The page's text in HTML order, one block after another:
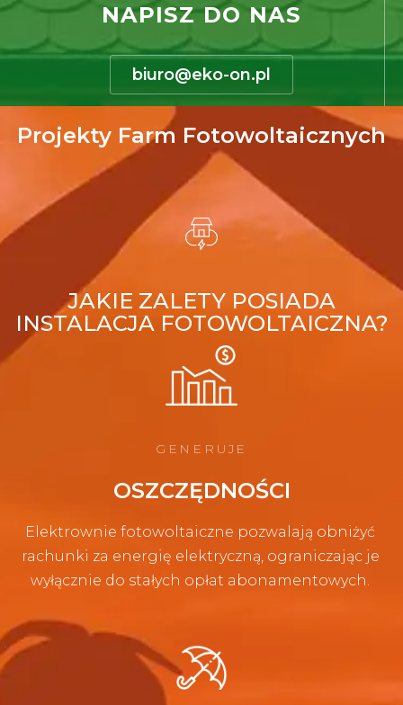
NAPISZ DO NAS
biuro@eko-on.pl
Projekty Farm Fotowoltaicznych
JAKIE ZALETY POSIADA
INSTALACJA FOTOWOLTAICZNA?
GENERUJE
OSZCZĘDNOŚCI
Elektrownie fotowoltaiczne pozwalają obniżyć
rachunki za energię elektryczną, ograniczając je
wyłącznie do stałych opłat abonamentowych.